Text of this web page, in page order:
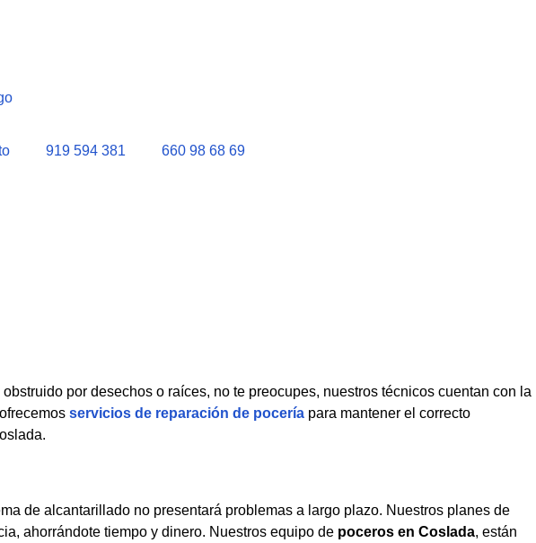
919 594 381 660 98 68 69
por desechos o raíces, no te preocupes, nuestros técnicos cuentan con la
servicios de reparación de pocería para mantener el correcto
de alcantarillado no presentará problemas a largo plazo. Nuestros planes de
ahorrándote tiempo y dinero. Nuestros equipo de poceros en Coslada, están